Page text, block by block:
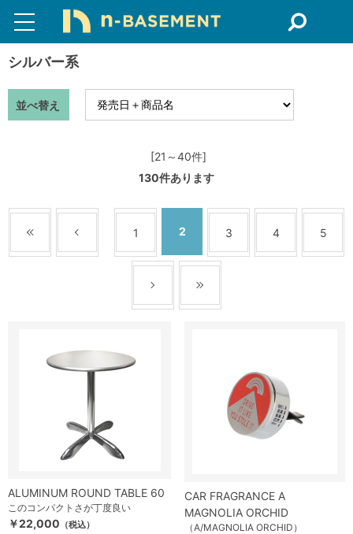
シルバー系
並べ替え
[21～40件]
130件あります
1 2 3 4 5
ALUMINUM ROUND TABLE 60
このコンパクトさが丁度良い
￥22,000 （税込）
CAR FRAGRANCE A
MAGNOLIA ORCHID
（A/MAGNOLIA ORCHID）